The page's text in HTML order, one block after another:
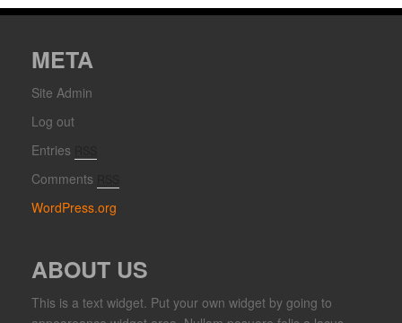
META
Site Admin
Log out
Entries
Comments
WordPress.org
ABOUT US
This is a text widget. Put your own widget by going to